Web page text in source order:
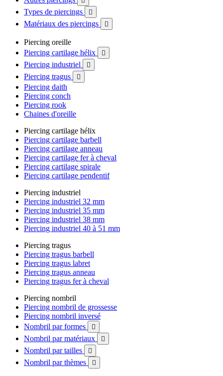
Types de piercings 
Matériaux des piercings 
Piercing oreille
Piercing cartilage hélix

Piercing industriel 
Piercing tragus 
Piercing daith
Piercing conch
Piercing rook
Chaines d'oreille
Piercing cartilage hélix
Piercing cartilage barbell
Piercing cartilage anneau
Piercing cartilage fer à cheval
Piercing cartilage spirale
Piercing cartilage pendentif
Piercing industriel
Piercing industriel 32 mm
Piercing industriel 35 mm
Piercing industriel 38 mm
Piercing industriel 40 à 51 mm
Piercing tragus
Piercing tragus barbell
Piercing tragus labret
Piercing tragus anneau
Piercing tragus fer à cheval
Piercing nombril
Piercing nombril de grossesse
Piercing nombril inversé
Nombril par formes

Nombril par matériaux 
Nombril par tailles 
Nombril par thèmes 